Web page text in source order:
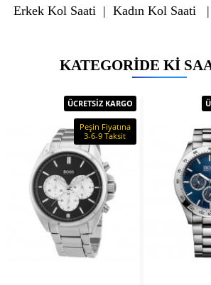
Erkek Kol Saati | Kadın Kol Saati |
KATEGORIDE KI
ÜCRETSİZ KARGO
Peşin Fiyatına
3-6-9 Taksit